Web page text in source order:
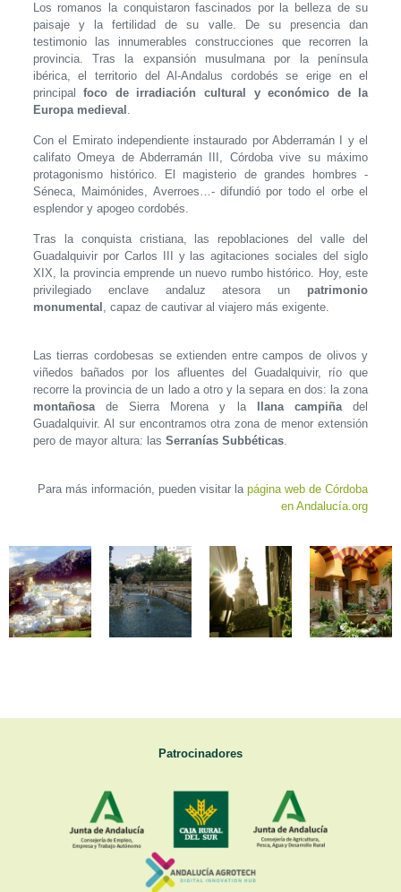
Los romanos la conquistaron fascinados por la belleza de su
paisaje y la fertilidad de su valle. De su presencia dan
testimonio las innumerables construcciones que recorren la
provincia. Tras la expansión musulmana por la península
ibérica, el territorio del Al-Andalus cordobés se erige en el
principalfoco de irradiación cultural y económico de la
Europa medieval .
Con el Emirato independiente instaurado por Abderramán I y el
califato Omeya de Abderramán III, Córdoba vive su máximo
protagonismo histórico. El magisterio de grandes hombres -
Séneca, Maimónides, Averroes…- difundió por todo el orbe el
esplendor y apogeo cordobés.
Tras la conquista cristiana, las repoblaciones del valle del
Guadalquivir por Carlos III y las agitaciones sociales del siglo
XIX, la provincia emprende un nuevo rumbo histórico. Hoy, este
privilegiado enclave andaluz atesora un patrimonio
monumental , capaz de cautivar al viajero más exigente.
Las tierras cordobesas se extienden entre campos de olivos y
viñedos bañados por los afluentes del Guadalquivir, río que
recorre la provincia de un lado a otro y la separa en dos: la zona
montañosa de Sierra Morena y la llana campiñadel
Guadalquivir. Al sur encontramos otra zona de menor extensión
pero de mayor altura: las Serranías Subbéticas.
Para más información, pueden visitar lapágina web de Córdoba
en Andalucía.org
Patrocinadores